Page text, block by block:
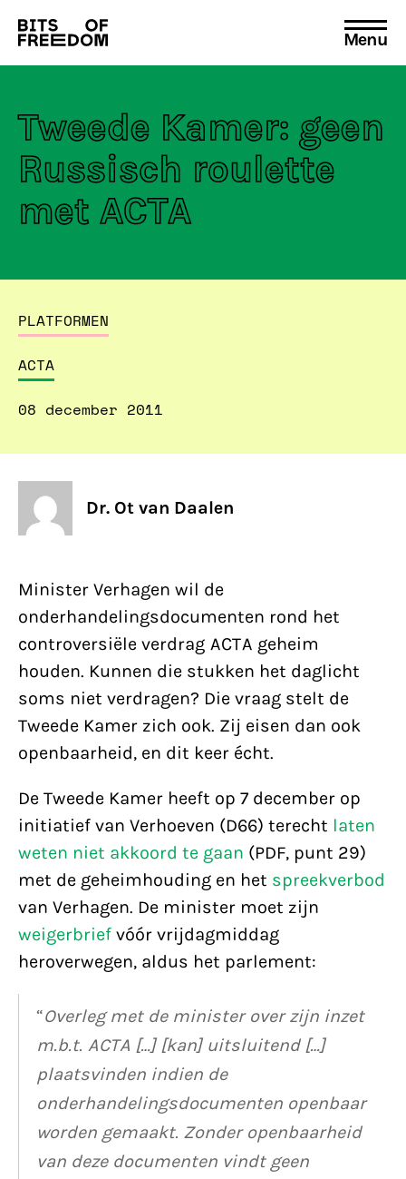
Search
for:
Menu
Tweede Kamer: geen
Russisch roulette
met ACTA
PLATFORMEN
ACTA
08 december 2011
Dr. Ot van Daalen
Minister Verhagen wil de
onderhandelingsdocumenten rond het
controversiële verdrag ACTA geheim
houden. Kunnen die stukken het daglicht
soms niet verdragen? Die vraag stelt de
Tweede Kamer zich ook. Zij eisen dan ook
openbaarheid, en dit keer écht.
De Tweede Kamer heeft op 7 december op
initiatief van Verhoeven (D66) terecht laten
weten niet akkoord te gaan (PDF, punt 29)
met de geheimhouding en het spreekverbod
van Verhagen. De minister moet zijn
weigerbrief vóór vrijdagmiddag
heroverwegen, aldus het parlement:
“Overleg met de minister over zijn inzet
m.b.t. ACTA […] [kan] uitsluitend […]
plaatsvinden indien de
onderhandelingsdocumenten openbaar
worden gemaakt. Zonder openbaarheid
van deze documenten vindt geen